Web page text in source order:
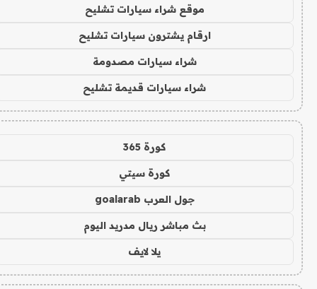
موقع شراء سيارات تشليح
ارقام يشترون سيارات تشليح
شراء سيارات مصدومة
شراء سيارات قديمة تشليح
كورة 365
كورة سيتي
جول العرب goalarab
بث مباشر ريال مدريد اليوم
يلا لايف